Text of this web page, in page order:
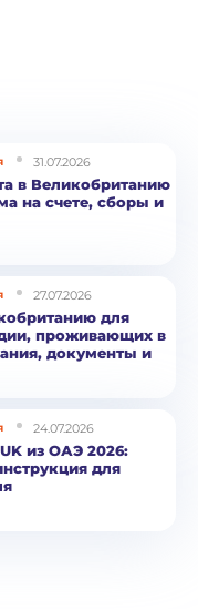
31.07.2026
в Великобританию
на счете, сборы и
27.07.2026
для
проживающих в
документы и
24.07.2026
из ОАЭ 2026:
для